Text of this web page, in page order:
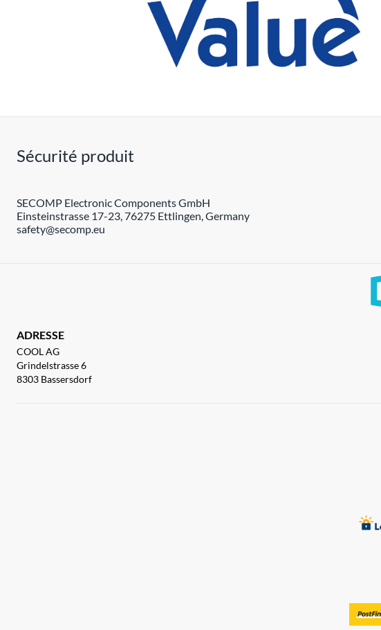
Sécurité produit
SECOMP Electronic Components GmbH
Einsteinstrasse 17-23, 76275 Ettlingen, Germany
safety@secomp.eu
ADRESSE
COOL AG
Grindelstrasse 6
8303 Bassersdorf